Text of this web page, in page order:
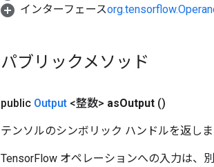
インターフェース
パブリックメソッド
public Output <整数> asOutput ()
テンソルのシンボリック ハンドルを返しま
TensorFlow オペレーションへの入力は、